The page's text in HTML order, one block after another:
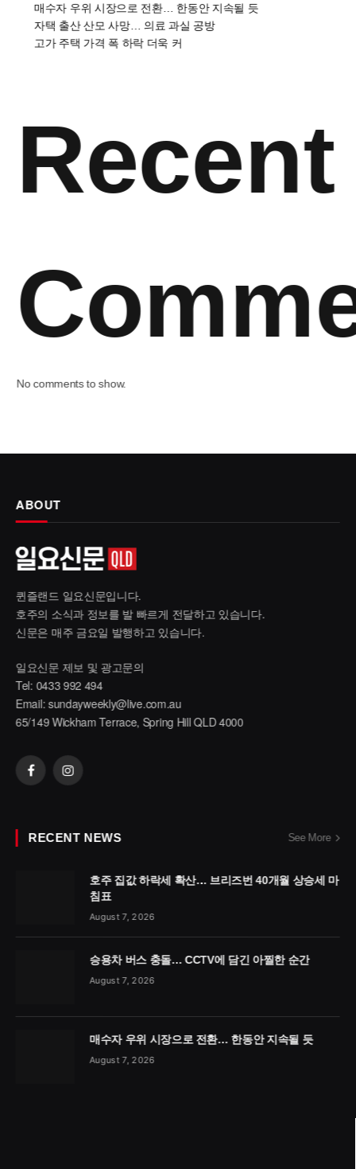
매수자 우위 시장으로 전환… 한동안 지속될 듯
자택 출산 산모 사망… 의료 과실 공방
고가 주택 가격 폭 하락 더욱 커
Recent
No comments to show.
ABOUT
퀸즐랜드 일요신문입니다.
호주의 소식과 정보를 발 빠르게 전달하고 있습니다.
신문은 매주 금요일 발행하고 있습니다.
일요신문 제보 및 광고문의
Tel: 0433 992 494
Email:sundayweekly@live.com.au
65/149 Wickham Terrace, Spring Hill QLD 4000
FacebookInstagram
RECENT NEWS See More
호주 집값 하락세 확산… 브리즈번 40개월 상승세 마
침표
August 7, 2026
승용차 버스 충돌… CCTV에 담긴 아찔한 순간
August 7, 2026
매수자 우위 시장으로 전환… 한동안 지속될 듯
August 7, 2026